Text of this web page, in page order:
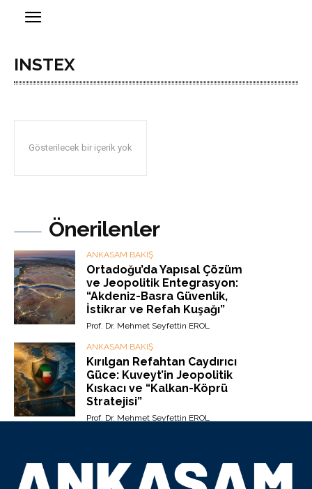
INSTEX
Gösterilecek bir içerik yok
Önerilenler
ANKASAM BAKIŞ
Ortadoğu’da Yapısal Çözüm
ve Jeopolitik Entegrasyon:
“Akdeniz-Basra Güvenlik,
İstikrar ve Refah Kuşağı”
Prof. Dr. Mehmet Seyfettin EROL
ANKASAM BAKIŞ
Kırılgan Refahtan Caydırıcı
Güce: Kuveyt’in Jeopolitik
Kıskacı ve “Kalkan-Köprü
Stratejisi”
Prof. Dr. Mehmet Seyfettin EROL